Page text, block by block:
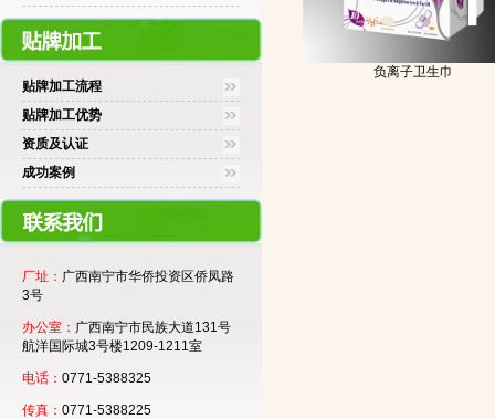
贴牌加工流程
贴牌加工优势
资质及认证
成功案例
厂址： 广西南宁市华侨投资区侨凤路
3号
办公室： 广西南宁市民族大道131号
航洋国际城3号楼1209-1211室
电话： 0771-5388325
传真： 0771-5388225
负离子卫生巾